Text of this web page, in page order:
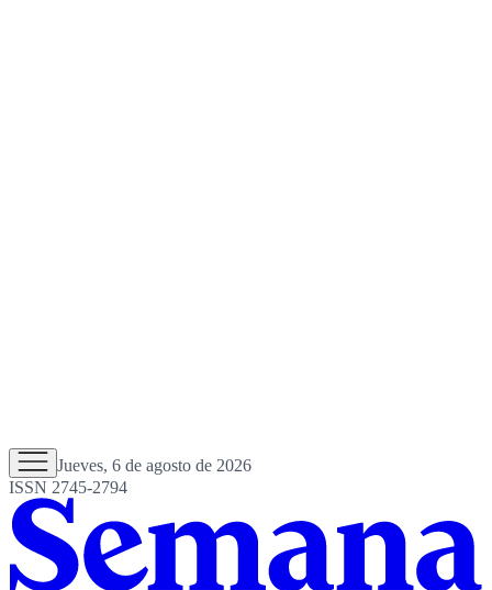
Jueves, 6 de agosto de 2026
ISSN 2745-2794